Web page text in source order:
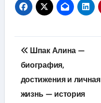
Навигация
по
записям
Шпак Алина —
биография,
достижения и личная
жизнь — история